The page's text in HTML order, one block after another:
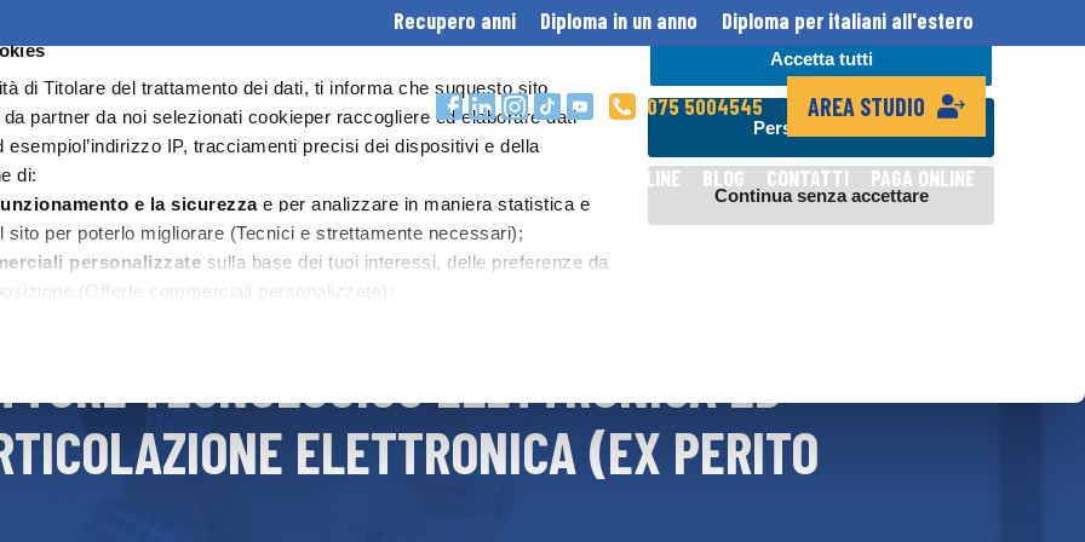
di Titolare del trattamento dei dati, ti informa che suquesto sito
partner da noi selezionati cookieper raccogliere ed elaborare dati
IP, tracciamenti precisi dei dispositivi e della
di:
e la sicurezzae per analizzare in maniera statistica e
sito per poterlo migliorare (Tecnici e strettamente necessari);
personalizzate sulla base dei tuoi interessi, delle preferenze da
(Offerte commerciali personalizzate);
dei contenuti).
e revocare ilconsenso all’installazione di tutti o alcuni dei sistemi
le tue preferenze accedendo alla sezione “Gestisci”, raggiungibile
attraverso questo banner.Visualizza Cookie Policy
Accetta tutti
Personalizza
Continua senza accettare
TECNOLOGICO
TECNOLOGICO ELETTRONICA ED
ELETTRONICA (EX PERITO
Recupero anni Diploma in un anno Diploma per italiani all'estero
HEADER
CONTATTI
075 5004545 AREA STUDIO
DIPLOMA ONLINE BLOG CONTATTI PAGA ONLINE